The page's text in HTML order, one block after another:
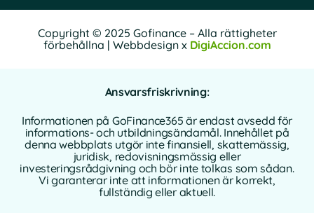
Copyright © 2025 Gofinance – Alla rättigheter
förbehållna | Webbdesign x DigiAccion.com
Ansvarsfriskrivning:
Informationen på GoFinance365 är endast avsedd för
informations- och utbildningsändamål. Innehållet på
denna webbplats utgör inte finansiell, skattemässig,
juridisk, redovisningsmässig eller
investeringsrådgivning och bör inte tolkas som sådan.
Vi garanterar inte att informationen är korrekt,
fullständig eller aktuell.